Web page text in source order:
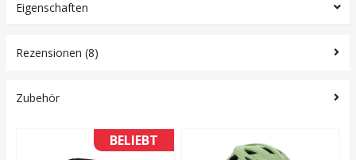
Eigenschaften
Rezensionen (8)
Zubehör
BELIEBT